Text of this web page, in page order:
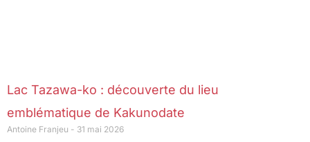
Lac Tazawa-ko : découverte du lieu
emblématique de Kakunodate
Antoine Franjeu 31 mai 2026